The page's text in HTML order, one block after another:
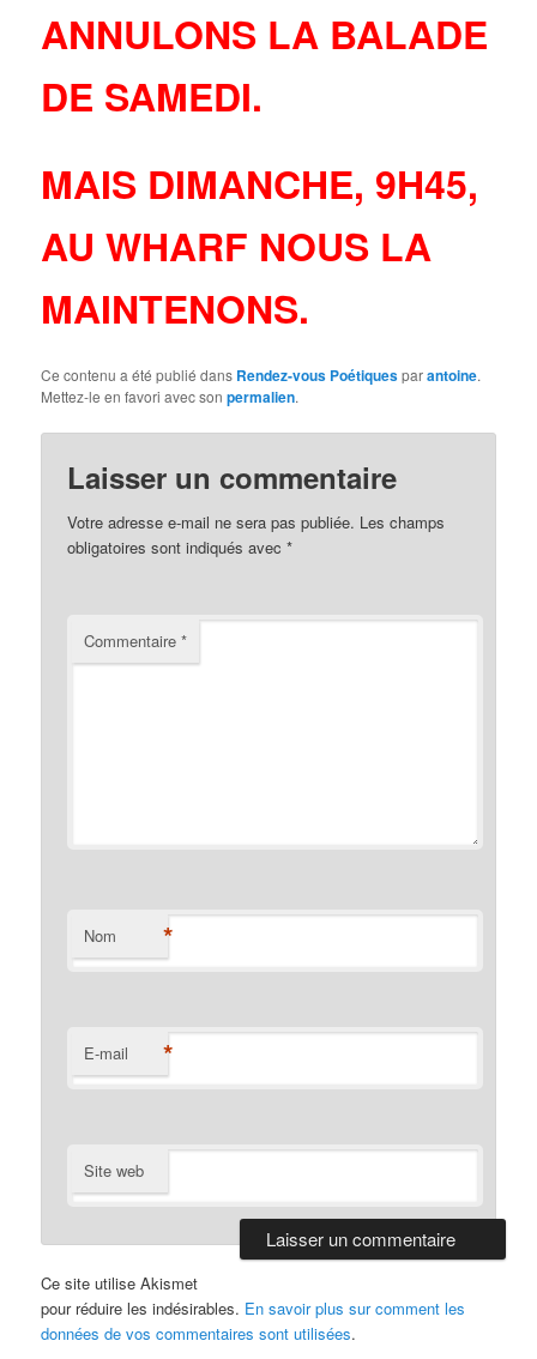
ANNULONS LA BALADE
DE SAMEDI.
MAIS DIMANCHE, 9H45,
AU WHARF NOUS LA
MAINTENONS.
Ce contenu a été publié dans Rendez-vous Poétiquesparantoine.
Mettez-le en favori avec sonpermalien.
Laisser un commentaire
Votre adresse e-mail ne sera pas publiée. Les champs
obligatoires sont indiqués avec*
Commentaire*
Nom *
E-mail *
Site web
Ce site utilise Akismet
pour réduire les indésirables. En savoir plus sur comment les
données de vos commentaires sont utilisées.